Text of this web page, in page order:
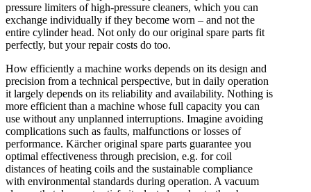
pressure limiters of high-pressure cleaners, which you can
exchange individually if they become worn – and not the
entire cylinder head. Not only do our original spare parts fit
perfectly, but your repair costs do too.
How efficiently a machine works depends on its design and
precision from a technical perspective, but in daily operation
it largely depends on its reliability and availability. Nothing is
more efficient than a machine whose full capacity you can
use without any unplanned interruptions. Imagine avoiding
complications such as faults, malfunctions or losses of
performance. Kärcher original spare parts guarantee you
optimal effectiveness through precision, e.g. for coil
distances of heating coils and the sustainable compliance
with environmental standards during operation. A vacuum